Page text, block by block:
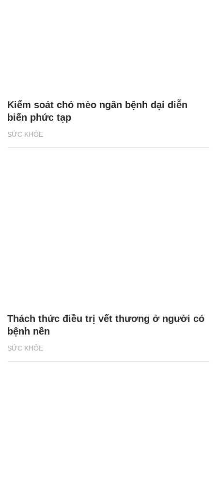
SỨC KHỎE
Kiểm soát chó mèo ngăn bệnh dại diễn
biến phức tạp
SỨC KHỎE
Thách thức điều trị vết thương ở người có
bệnh nền